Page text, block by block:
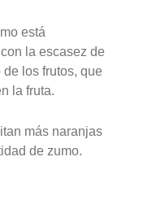
está
la escasez de
de los frutos, que
la fruta.
más naranjas
de zumo.